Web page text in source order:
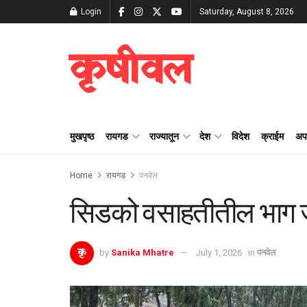
Login Saturday, August 8, 2026
कृषीवल
मुखपृष्ठ रायगड राज्यातून देश विदेश क्राईम
Home रायगड पनवेल
सिडको वसाहतीतील
by Sanika Mhatre July 1, 2026 in पनवेल